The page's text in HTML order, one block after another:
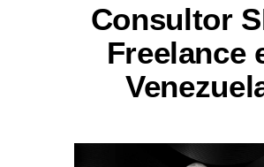
Consultor
Freelance